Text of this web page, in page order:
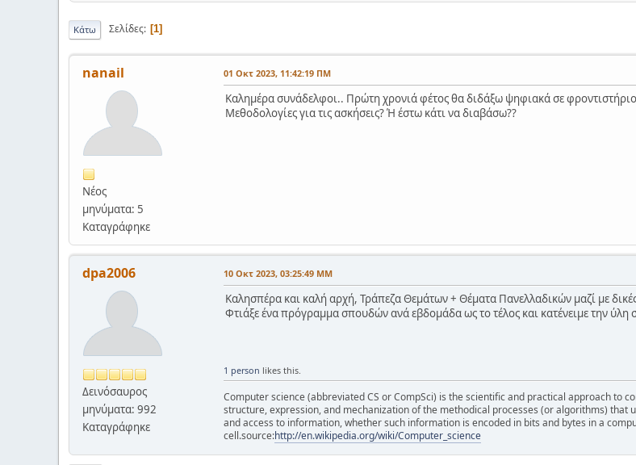
Κάτω Σελίδες 1
nanail
Νέος
μηνύματα: 5
Καταγράφηκε
01 Οκτ 2023, 11:42:19 ΠΜ
Καλημέρα συνάδελφοι.. Πρώτη χρονιά φέτος θα διδάξω ψηφιακά σε
Μεθοδολογίες για τις ασκήσεις? Ή έστω κάτι να διαβάσω??
dpa2006
Δεινόσαυρος
μηνύματα: 992
Καταγράφηκε
10 Οκτ 2023, 03:25:49 ΜΜ
Καλησπέρα και καλή αρχή, Τράπεζα Θεμάτων + Θέματα Πανελλαδικών μαζί με
Φτιάξε ένα πρόγραμμα σπουδών ανά εβδομάδα ως το τέλος και κατένειμε την ύλη
1 person likes this.
Computer science (abbreviated CS or CompSci) is the scientific and practical approach to
structure, expression, and mechanization of the methodical processes (or algorithms)
and access to information, whether such information is encoded in bits and bytes in a
cell.source:http://en.wikipedia.org/wiki/Computer_science